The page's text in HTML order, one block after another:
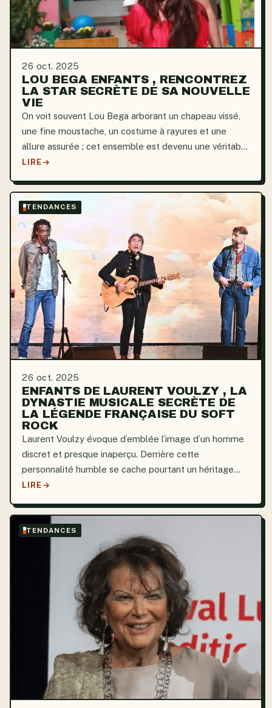
26 oct. 2025
LOU BEGA ENFANTS , RENCONTREZ
LA STAR SECRÈTE DE SA NOUVELLE
VIE
On voit souvent Lou Bega arborant un chapeau vissé,
une fine moustache, un costume à rayures et une
allure assurée ; cet ensemble est devenu une véritable
signature. Une note plus profonde et plus intime
LIRE
TENDANCES
26 oct. 2025
ENFANTS DE LAURENT VOULZY , LA
DYNASTIE MUSICALE SECRÈTE DE
LA LÉGENDE FRANÇAISE DU SOFT
ROCK
Laurent Voulzy évoque d’emblée l’image d’un homme
discret et presque inaperçu. Derrière cette
personnalité humble se cache pourtant un héritage
familial d’une richesse extraordinaire, notamment à
la...
LIRE
TENDANCES